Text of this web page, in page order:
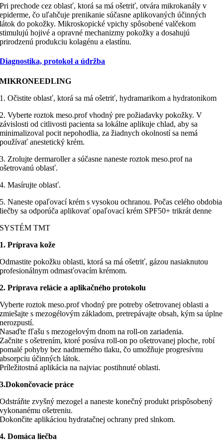
Pri prechode cez oblasť, ktorá sa má ošetriť, otvára mikrokanály v
epiderme, čo uľahčuje prenikanie súčasne aplikovaných účinných
látok do pokožky. Mikroskopické vpichy spôsobené valčekom
stimulujú hojivé a opravné mechanizmy pokožky a dosahujú
prirodzenú produkciu kolagénu a elastínu.
Diagnostika, protokol a údržba
MIKRONEEDLING
1. Očistite oblasť, ktorá sa má ošetriť, hydramarikom a hydratonikom
2. Vyberte roztok meso.prof vhodný pre požiadavky pokožky. V
závislosti od citlivosti pacienta sa lokálne aplikuje chlad, aby sa
minimalizoval pocit nepohodlia, za žiadnych okolností sa nemá
používať anestetický krém.
3. Zrolujte dermaroller a súčasne naneste roztok meso.prof na
ošetrovanú oblasť.
4. Masírujte oblasť.
5. Naneste opaľovací krém s vysokou ochranou. Počas celého obdobia
liečby sa odporúča aplikovať opaľovací krém SPF50+ trikrát denne
SYSTÉM TMT
1. Príprava kože
Odmastite pokožku oblasti, ktorá sa má ošetriť, gázou nasiaknutou
profesionálnym odmasťovacím krémom.
2. Príprava relácie a aplikačného protokolu
Vyberte roztok meso.prof vhodný pre potreby ošetrovanej oblasti a
zmiešajte s mezogélovým základom, pretrepávajte obsah, kým sa úplne
nerozpustí.
Nasaďte fľašu s mezogelovým dnom na roll-on zariadenia.
Začnite s ošetrením, ktoré posúva roll-on po ošetrovanej ploche, robí
pomalé pohyby bez nadmerného tlaku, čo umožňuje progresívnu
absorpciu účinných látok.
Príležitostná aplikácia na najviac postihnuté oblasti.
3.Dokončovacie práce
Odstráňte zvyšný mezogel a naneste konečný produkt prispôsobený
vykonanému ošetreniu.
Dokončite aplikáciou hydratačnej ochrany pred slnkom.
4. Domáca liečba